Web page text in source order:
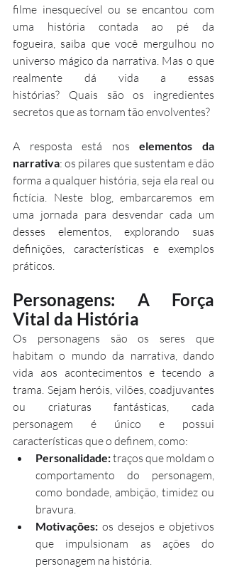
filme inesquecível ou se encantou com
uma história contada ao pé da
fogueira, saiba que você mergulhou no
universo mágico da narrativa. Mas o que
realmente dá vida a essas
histórias? Quais são os ingredientes
secretos que as tornam tão envolventes?
A resposta está nos elementos da
narrativa: os pilares que sustentam e dão
forma a qualquer história, seja ela real ou
fictícia. Neste blog, embarcaremos em
uma jornada para desvendar cada um
desses elementos, explorando suas
definições, características e exemplos
práticos.
Personagens: A Força
Vital da História
Os personagens são os seres que
habitam o mundo da narrativa, dando
vida aos acontecimentos e tecendo a
trama. Sejam heróis, vilões, coadjuvantes
ou criaturas fantásticas, cada
personagem é único e possui
características que o definem, como:
Personalidade: traços que moldam o
comportamento do personagem,
como bondade, ambição, timidez ou
bravura.
Motivações: os desejos e objetivos
que impulsionam as ações do
personagem na história.